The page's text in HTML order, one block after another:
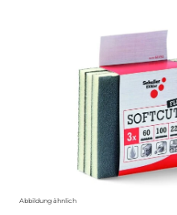
Bildergalerie überspringen
Abbildung ähnlich